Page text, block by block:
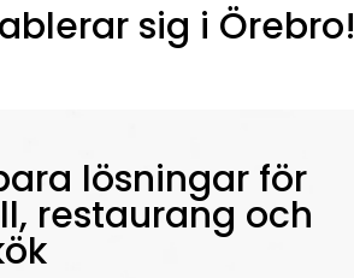
sig i Örebro!
lösningar för
restaurang och